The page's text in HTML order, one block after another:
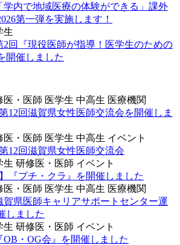
学内で地域医療の体験ができる」課外
第一弾を実施します！
生
2回『現役医師が指導！医学生のための
開催しました
医・医師 医学生 中高生 医療機関
第12回滋賀県女性医師交流会を開催しま
医・医師 医学生 中高生 イベント
第12回滋賀県女性医師交流会
生 研修医・医師 イベント
】『プチ・クラ』を開催しました
医・医師 医学生 中高生 医療機関
賀県医師キャリアサポートセンター運
しました
生 研修医・医師 イベント
OB・OG会』を開催しました